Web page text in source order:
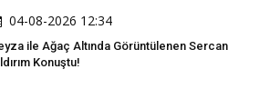
04-08-2026 12:34
ile Ağaç Altında Görüntülenen Sercan
Konuştu!